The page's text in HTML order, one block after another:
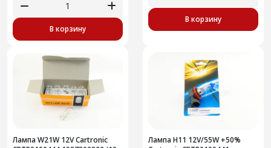
В корзину
В корзину
Лампа W21W 12V Cartronic
Лампа H11 12V/55W +50%